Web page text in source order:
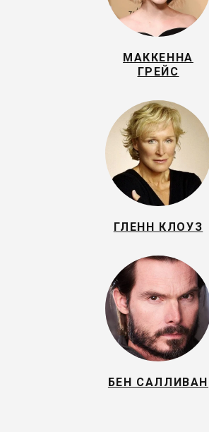
МАККЕННА
ГРЕЙС
ГЛЕНН КЛОУЗ
БЕН САЛЛИВАН